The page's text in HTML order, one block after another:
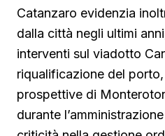
Catanzaro evidenzia
dalla città negli ultimi
interventi sul viadotto
riqualificazione del
prospettive di
durante